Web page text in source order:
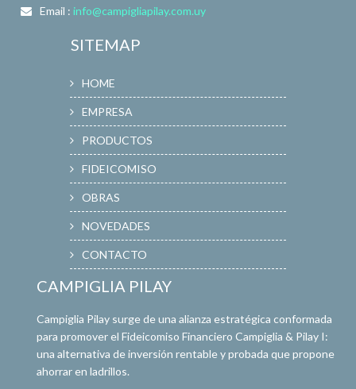
Email :info@campigliapilay.com.uy
SITEMAP
HOME
EMPRESA
PRODUCTOS
FIDEICOMISO
OBRAS
NOVEDADES
CONTACTO
CAMPIGLIA PILAY
Campiglia Pilay surge de una alianza estratégica conformada
para promover el Fideicomiso Financiero Campiglia & Pilay I:
una alternativa de inversión rentable y probada que propone
ahorrar en ladrillos.